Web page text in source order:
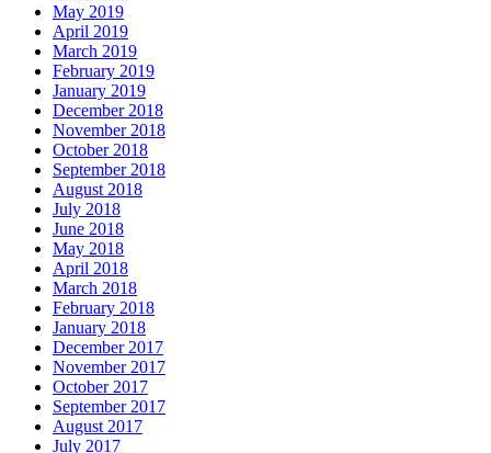
May 2019
April 2019
March 2019
February 2019
January 2019
December 2018
November 2018
October 2018
September 2018
August 2018
July 2018
June 2018
May 2018
April 2018
March 2018
February 2018
January 2018
December 2017
November 2017
October 2017
September 2017
August 2017
July 2017